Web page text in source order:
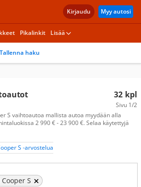
Kirjaudu Myy autosi
Pikalinkit Lisää
Tallenna haku
32 kpl
Sivu 1/2
S vaihtoautoa mallista autoa myydään alla
2 990 € - 23 900 €. Selaa käytettyjä
S -arvostelua
S